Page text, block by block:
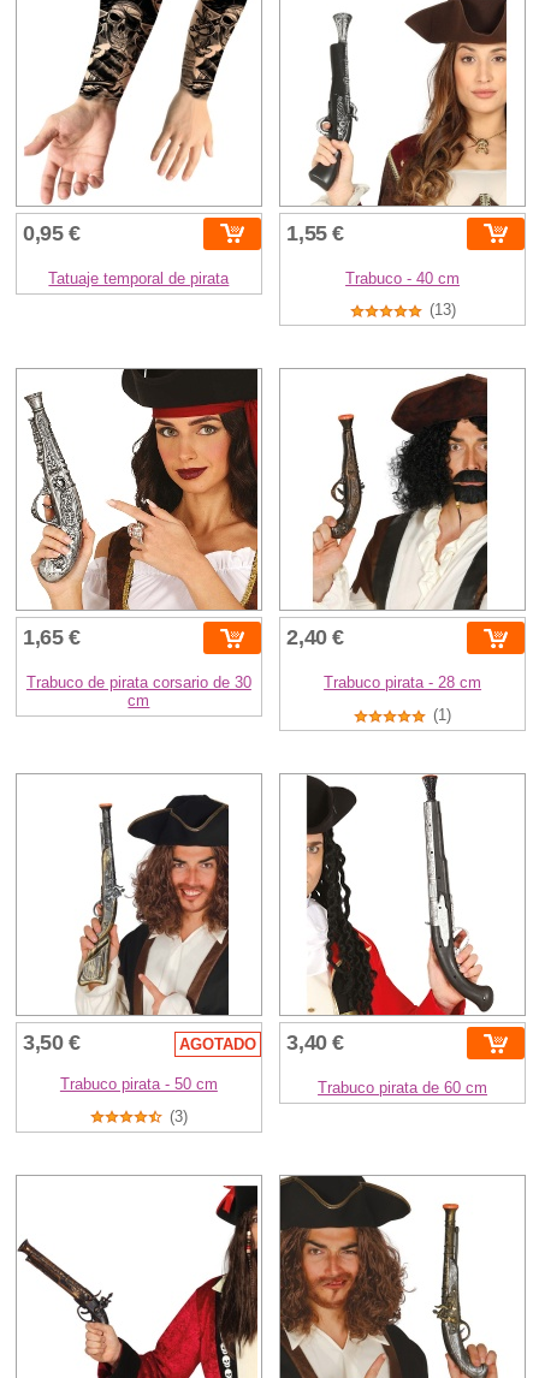
0,95 €
Tatuaje temporal de pirata
1,55 €
Trabuco - 40 cm
(13)
1,65 €
Trabuco de pirata corsario de 30
cm
2,40 €
Trabuco pirata - 28 cm
(1)
3,50 € AGOTADO
Trabuco pirata - 50 cm
(3)
3,40 €
Trabuco pirata de 60 cm